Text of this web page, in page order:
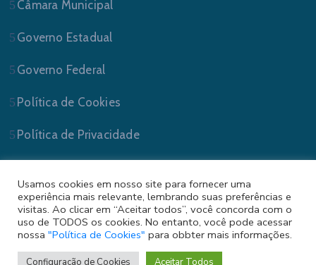
Câmara Municipal
Governo Estadual
Governo Federal
Política de Cookies
Política de Privacidade
os Direitos Reservados.
Usamos cookies em nosso site para fornecer uma
experiência mais relevante, lembrando suas preferências e
visitas. Ao clicar em “Aceitar todos”, você concorda com o
uso de TODOS os cookies. No entanto, você pode acessar
nossa "Política de Cookies" para obbter mais informações.
Configuração de Cookies Aceitar Todos